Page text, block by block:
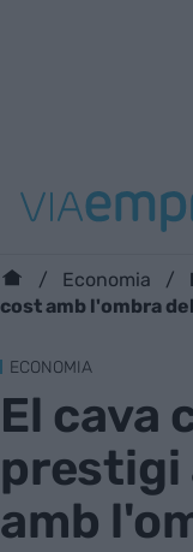
Economia
cost amb l'ombra
ECONOMIA
El cava
prestigi
amb